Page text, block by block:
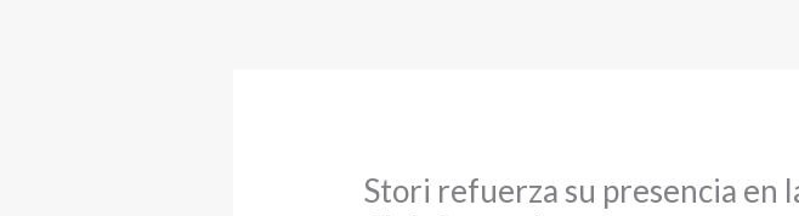
Stori refuerza su presencia en